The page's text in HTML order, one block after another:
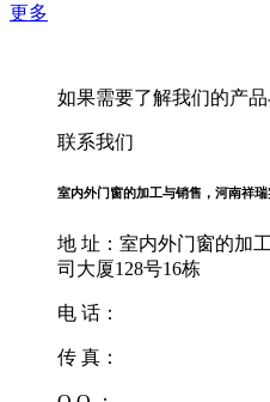
更多
如果需要了解我们的产
联系我们
室内外门窗的加工与销售，河南祥瑞
地 址：室内外门窗的加
司大厦128号16栋
电 话：
传 真：